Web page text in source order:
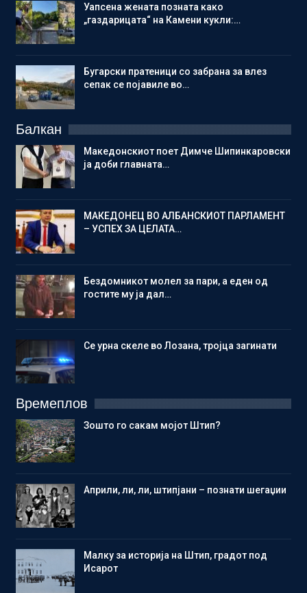
Уапсена жената позната како
„газдарицата“ на Камени кукли:…
Бугарски пратеници со забрана за влез
сепак се појавиле во…
Балкан
Македонскиот поет Димче Шипинкаровски
ја доби главната…
МАКЕДОНЕЦ ВО АЛБАНСКИОТ ПАРЛАМЕНТ
– УСПЕХ ЗА ЦЕЛАТА…
Бездомникот молел за пари, а еден од
гостите му ја дал…
Се урна скеле во Лозана, тројца загинати
Времеплов
Зошто го сакам мојот Штип?
Aприли, ли, ли, штипјани – познати шегаџии
Малку за историја на Штип, градот под
Исарот